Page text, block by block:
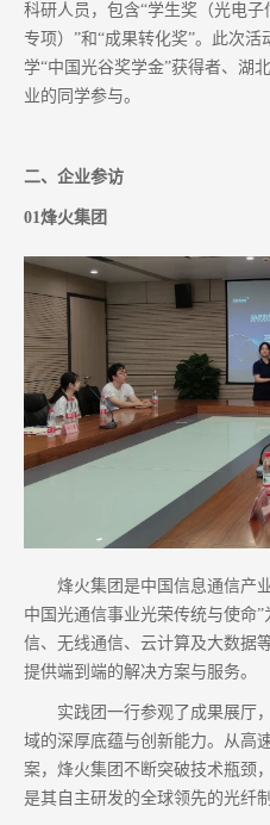
科研人员，包含“学生奖（光电
专项）”和“成果转化奖”。此次
学“中国光谷奖学金”获得者、湖
业的同学参与。
二、企业参访
01烽火集团
烽火集团是中国信息通信产
中国光通信事业光荣传统与使命
信、无线通信、云计算及大数据
提供端到端的解决方案与服务。
实践团一行参观了成果展厅
域的深厚底蕴与创新能力。从高
案，烽火集团不断突破技术瓶颈
是其自主研发的全球领先的光纤